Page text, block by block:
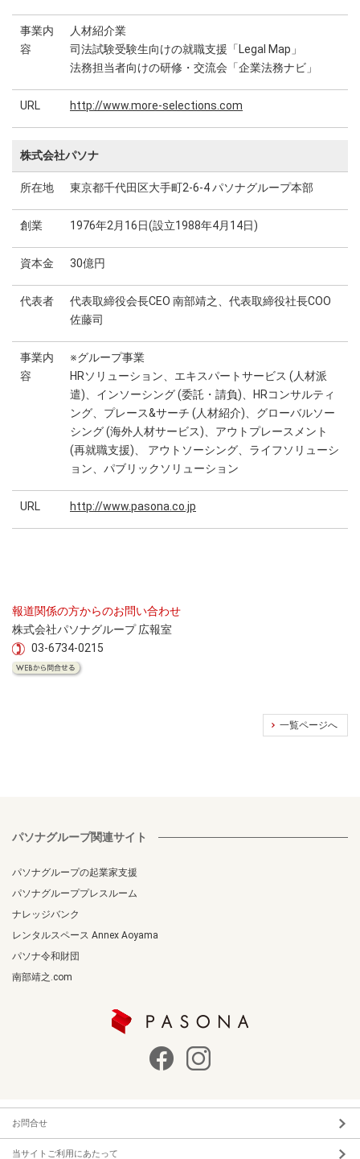
事業内
容
人材紹介業
司法試験受験生向けの就職支援「Legal Map」
法務担当者向けの研修・交流会「企業法務ナビ」
URL http://www.more-selections.com
株式会社パソナ
所在地 東京都千代田区大手町2-6-4 パソナグループ本部
創業 1976年2月16日(設立1988年4月14日)
資本金 30億円
代表者
代表取締役会長CEO 南部靖之、代表取締役社長COO
佐藤司
事業内
容
※グループ事業
HRソリューション、エキスパートサービス (人材派
遣)、インソーシング (委託・請負)、HRコンサルティ
ング、プレース&サーチ (人材紹介)、グローバルソー
シング (海外人材サービス)、アウトプレースメント
(再就職支援)、 アウトソーシング、ライフソリューシ
ョン、パブリックソリューション
URL http://www.pasona.co.jp
報道関係の方からのお問い合わせ
株式会社パソナグループ 広報室
03-6734-0215
一覧ページへ
パソナグループ関連サイト
パソナグループの起業家支援
パソナグループプレスルーム
ナレッジバンク
レンタルスペース Annex Aoyama
パソナ令和財団
南部靖之.com
お問合せ
当サイトご利用にあたって